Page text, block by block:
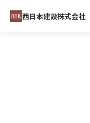
西日本建設株式会社